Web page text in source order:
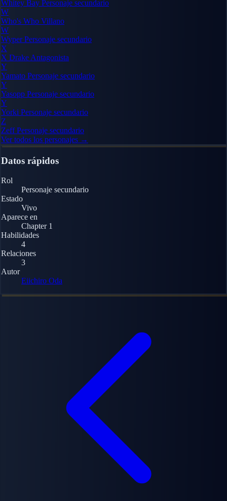
Whitey Bay Personaje secundario
W
Who's Who Villano
W
WyperPersonaje secundario
X
X Drake Antagonista
Y
Yamato Personaje secundario
Y
Yasopp Personaje secundario
Y
Yorki Personaje secundario
Z
ZeffPersonaje secundario
Ver todos los personajes →
Datos rápidos
Rol
Personaje secundario
Estado
Vivo
Aparece en
Chapter 1
Habilidades
4
Relaciones
3
Autor
Eiichiro Oda